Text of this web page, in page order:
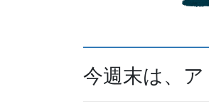
今週末は、